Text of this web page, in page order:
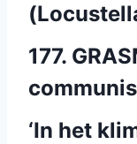
177.
‘In het